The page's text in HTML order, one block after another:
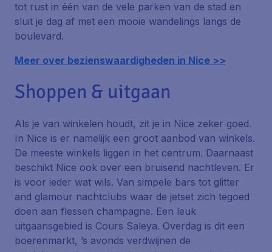
tot rust in één van de vele parken van de stad en
sluit je dag af met een mooie wandelings langs de
boulevard.
Meer over bezienswaardigheden in Nice >>
Shoppen & uitgaan
Als je van winkelen houdt, zit je in Nice zeker goed.
In Nice is er namelijk een groot aanbod van winkels.
De meeste winkels liggen in het centrum. Daarnaast
beschikt Nice ook over een bruisend nachtleven. Er
is voor ieder wat wils. Van simpele bars tot glitter
and glamour nachtclubs waar de jetset zich tegoed
doen aan flessen champagne. Een leuk
uitgaansgebied is Cours Saleya. Overdag is dit een
boerenmarkt, ’s avonds verdwijnen de